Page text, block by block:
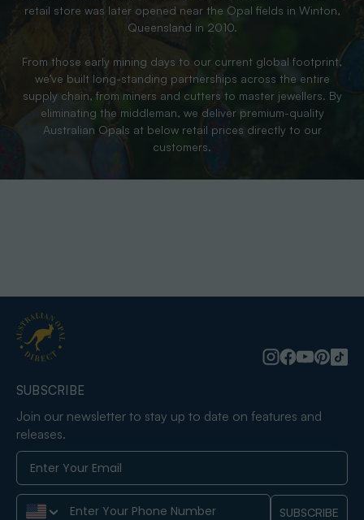
retail store was later opened near the Opal fields in Winton,
Queensland in 2010.
From those early mining days to our current global footprint,
we’ve built long-standing partnerships across the entire
supply chain, from miners and cutters to master jewellers. By
eliminating the middleman, we deliver premium-quality
Australian Opals at below retail prices directly to our
customers.
SUBSCRIBE
Join our newsletter to stay up to date on features and
releases.
Phone Number SUBSCRIBE